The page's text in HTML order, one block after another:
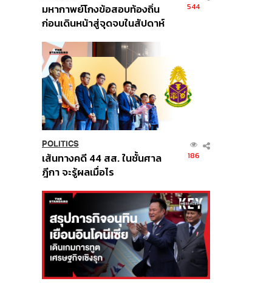
มหากาพย์โกงข้อสอบท้องถิ่น
ก่อนเดินหน้าสู่จุดจบในสัปดาห์
544
POLITICS
เส้นทางคดี 44 สส. ในชั้นศาล
ฎีกา จะรู้ผลเมื่อไร
186